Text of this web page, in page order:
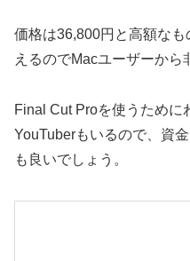
価格は36,800円と高額な
えるのでMacユーザーから
Final Cut Proを使うために
YouTuberもいるので、資
も良いでしょう。